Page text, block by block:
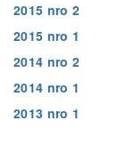
2015 nro 2
2015 nro 1
2014 nro 2
2014 nro 1
2013 nro 1